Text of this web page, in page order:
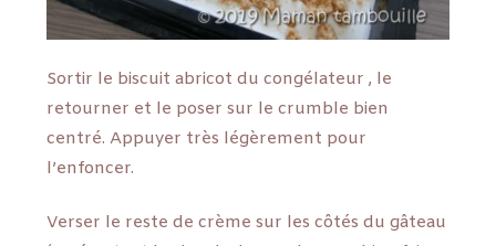
Sortir le biscuit abricot du congélateur , le
retourner et le poser sur le crumble bien
centré. Appuyer très légèrement pour
l’enfoncer.
Verser le reste de crème sur les côtés du gâteau